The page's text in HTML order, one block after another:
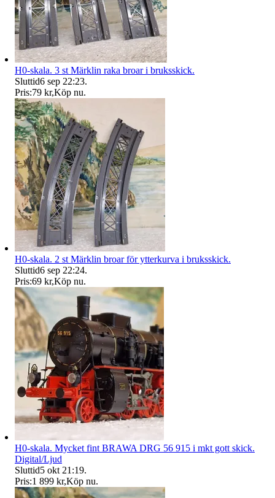
H0-skala. 3 st Märklin raka broar i bruksskick.
Sluttid6 sep 22:23.
Pris:79 kr,Köp nu.
H0-skala. 2 st Märklin broar för ytterkurva i bruksskick.
Sluttid6 sep 22:24.
Pris:69 kr,Köp nu.
H0-skala. Mycket fint BRAWA DRG 56 915 i mkt gott skick.
Digital/Ljud
Sluttid5 okt 21:19.
Pris:1 899 kr,Köp nu.